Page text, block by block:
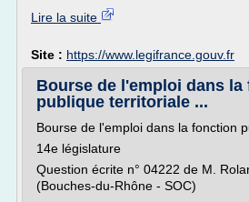
Lire la suite
Site : https://www.legifrance.gouv.fr
Bourse de l'emploi dans la
publique territoriale ...
Bourse de l'emploi dans la fonction
14e législature
Question écrite n° 04222 de M.
(Bouches-du-Rhône - SOC)